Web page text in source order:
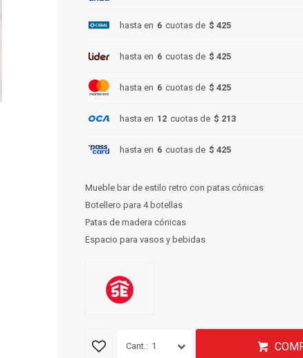
hasta en 6 cuotas de $ 425
hasta en 6 cuotas de $ 425
hasta en 6 cuotas de $ 425
hasta en 12 cuotas de $ 213
hasta en 6 cuotas de $ 425
Mueble bar de estilo retro con patas cónicas
Botellero para 4 botellas
Patas de madera cónicas
Espacio para vasos y bebidas
1